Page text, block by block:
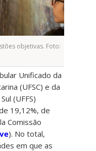
objetivas. Foto:
Unificado da
(UFSC) e da
(UFFS)
19,12%, de
Comissão
). No total,
em que as